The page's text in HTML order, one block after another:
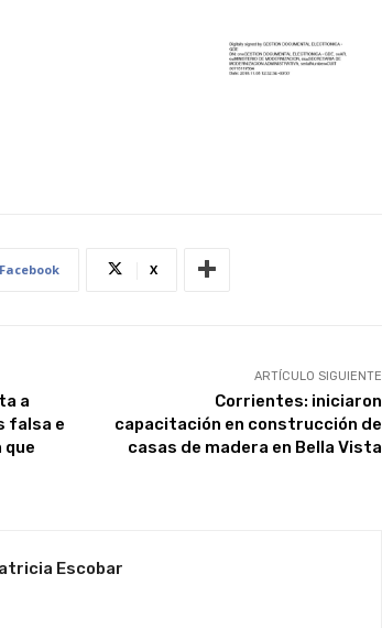
Facebook X
a
falsa e
ARTÍCULO SIGUIENTE
Corrientes: iniciaron
capacitación en construcción de
casas de madera en Bella Vista
Escobar